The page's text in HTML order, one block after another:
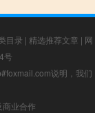
目录 | 精选推荐文章 | 网
号
说明，我们
业合作